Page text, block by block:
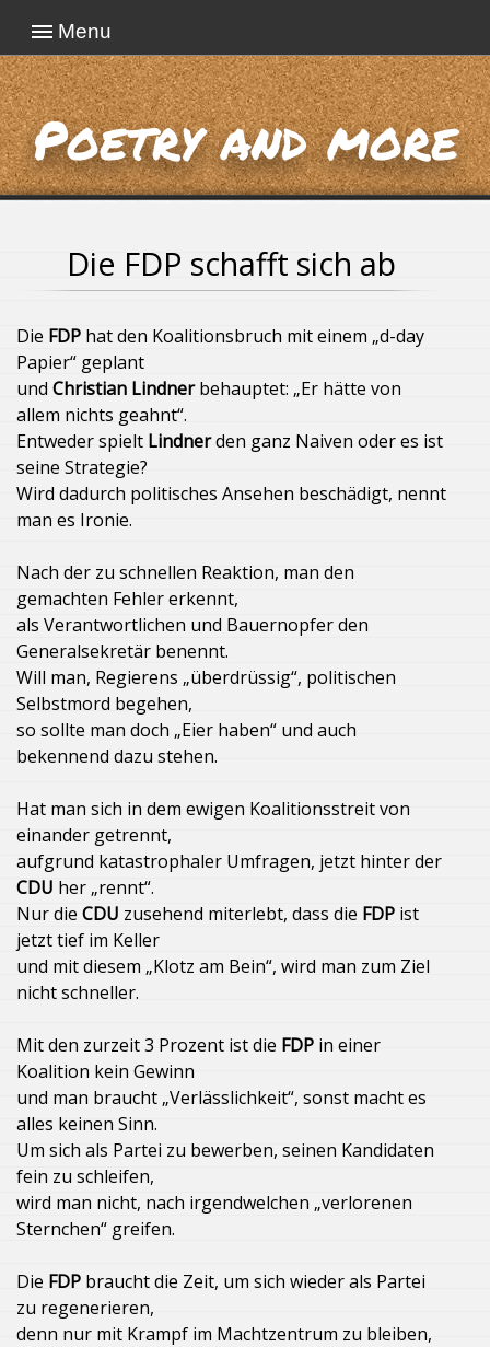
Menu
Poetry and more
Die FDP schafft sich ab
Die FDP hat den Koalitionsbruch mit einem „d-day
Papier“ geplant
und Christian Lindnerbehauptet: „Er hätte von
allem nichts geahnt“.
Entweder spielt Lindnerden ganz Naiven oder es ist
seine Strategie?
Wird dadurch politisches Ansehen beschädigt, nennt
man es Ironie.
Nach der zu schnellen Reaktion, man den
gemachten Fehler erkennt,
als Verantwortlichen und Bauernopfer den
Generalsekretär benennt.
Will man, Regierens „überdrüssig“, politischen
Selbstmord begehen,
so sollte man doch „Eier haben“ und auch
bekennend dazu stehen.
Hat man sich in dem ewigen Koalitionsstreit von
einander getrennt,
aufgrund katastrophaler Umfragen, jetzt hinter der
CDU her „rennt“.
Nur die CDU zusehend miterlebt, dass die FDP ist
jetzt tief im Keller
und mit diesem „Klotz am Bein“, wird man zum Ziel
nicht schneller.
Mit den zurzeit 3 Prozent ist die FDP in einer
Koalition kein Gewinn
und man braucht „Verlässlichkeit“, sonst macht es
alles keinen Sinn.
Um sich als Partei zu bewerben, seinen Kandidaten
fein zu schleifen,
wird man nicht, nach irgendwelchen „verlorenen
Sternchen“ greifen.
Die FDP braucht die Zeit, um sich wieder als Partei
zu regenerieren,
denn nur mit Krampf im Machtzentrum zu bleiben,